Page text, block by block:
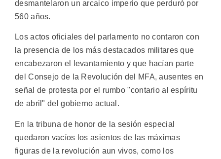
desmantelaron un arcaico imperio que perduró por
560 años.
Los actos oficiales del parlamento no contaron con
la presencia de los más destacados militares que
encabezaron el levantamiento y que hacían parte
del Consejo de la Revolución del MFA, ausentes en
señal de protesta por el rumbo "contario al espíritu
de abril" del gobierno actual.
En la tribuna de honor de la sesión especial
quedaron vacíos los asientos de las máximas
figuras de la revolución aun vivos, como los